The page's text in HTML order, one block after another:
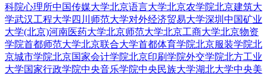
科院心理所中国传媒大学北京语言大学北京农学院北京建筑大
学武汉工程大学 四川师范大学对外经济贸易大学深圳 中国矿业
大学(北京)河南医药大学北京师范大学北京工商大学北京物资
学院首都师范大学北京联合大学首都体育学院北京服装学院北
京城市学院北京国家会计学院北京印刷学院外交学院北方工业
大学国家行政学院中央音乐学院中央民族大学湖北大学中央美